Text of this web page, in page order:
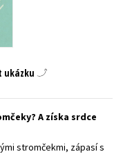
ukázku
A získa srdce
stromčekmi, zápasí s